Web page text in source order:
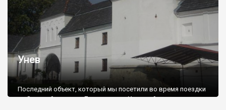
Унев
Последний объект, который мы посетили во время поездки
по Золотой подкове Львовщины, - Уневский монастырь.